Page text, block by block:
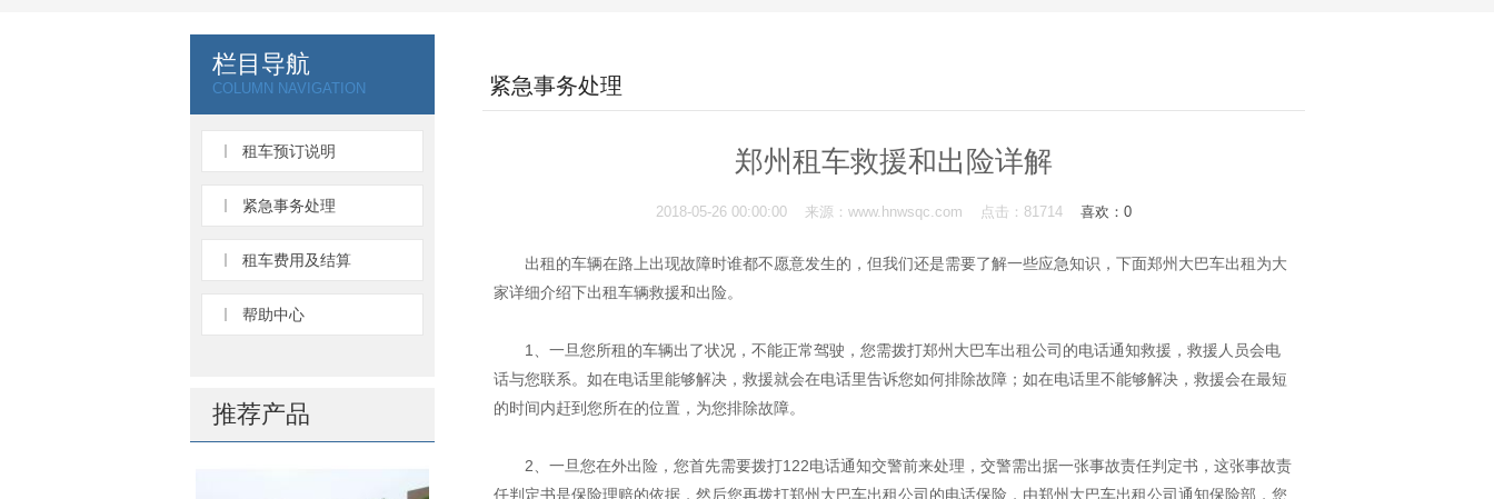
栏目导航
COLUMN NAVIGATION
租车预订说明
紧急事务处理
租车费用及结算
帮助中心
推荐产品
紧急事务处理
郑州租车救援和出险详解
2018-05-26 00:00:00 来源：www.hnwsqc.com 点击：81714 喜欢： 0
出租的车辆在路上出现故障时谁都不愿意发生的，但我们还是需要了解一些应急知识，下面郑州大巴车出租为大
家详细介绍下出租车辆救援和出险。
1、一旦您所租的车辆出了状况，不能正常驾驶，您需拨打郑州大巴车出租公司的电话通知救援，救援人员会电
话与您联系。如在电话里能够解决，救援就会在电话里告诉您如何排除故障；如在电话里不能够解决，救援会在最短
的时间内赶到您所在的位置，为您排除故障。
2、一旦您在外出险，您首先需要拨打122电话通知交警前来处理，交警需出据一张事故责任判定书，这张事故责
任判定书是保险理赔的依据，然后您再拨打郑州大巴车出租公司的电话保险，由郑州大巴车出租公司通知保险部，您